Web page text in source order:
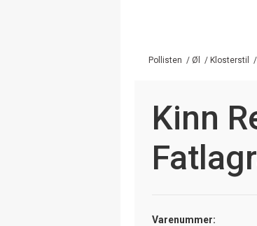
Pollisten / Øl / Klosterstil /
Kinn
Varenummer: